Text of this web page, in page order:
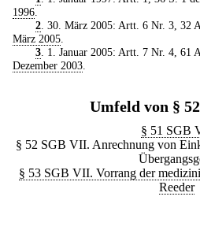
1996
2. 30. März 2005: Artt. 6 Nr. 3, 32
März 2005
3. 1. Januar 2005: Artt. 7 Nr. 4, 61
Dezember 2003
Umfeld von §
§ 51 SGB
§ 52 SGB VII. Anrechnung von
§ 53 SGB VII. Vorrang der
Reeder